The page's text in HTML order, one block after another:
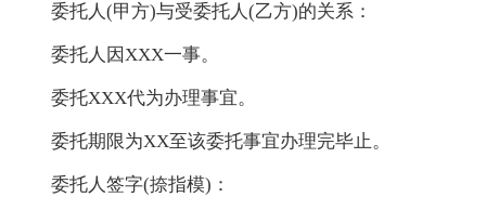
委托人(甲方)与受委托人(乙方)的关系：
委托人因XXX一事。
委托XXX代为办理事宜。
委托期限为XX至该委托事宜办理完毕止。
委托人签字(捺指模)：